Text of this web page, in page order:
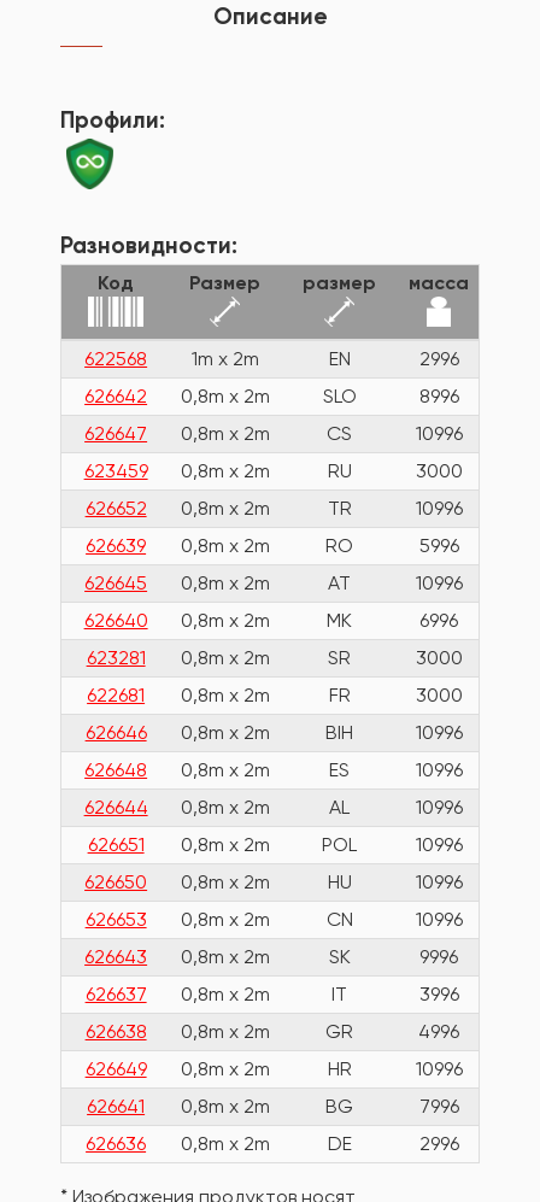
Описание
Профили:
Разновидности:
Код Размер размер масса
622568 1m x 2m EN
2996
626642
0,8m x 2m SLO
8996
626647
0,8m x 2m CS
10996
623459
0,8m x 2m RU
3000
626652
0,8m x 2m TR
10996
626639
0,8m x 2m RO
5996
626645
0,8m x 2m AT
10996
626640
0,8m x 2m MK
6996
623281
0,8m x 2m SR
3000
622681
0,8m x 2m FR
3000
626646
0,8m x 2m BIH
10996
626648
0,8m x 2m ES
10996
626644
0,8m x 2m AL
10996
626651
0,8m x 2m POL
10996
626650
0,8m x 2m HU
10996
626653
0,8m x 2m CN
10996
626643
0,8m x 2m SK
9996
626637
0,8m x 2m IT
3996
626638
0,8m x 2m GR
4996
626649
0,8m x 2m HR
10996
626641
0,8m x 2m BG
7996
626636
0,8m x 2m DE 2996
* Изображения продуктов носят